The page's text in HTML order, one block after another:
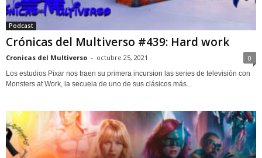
Podcast
Crónicas del Multiverso #439: Hard work
Cronicas del Multiverso - octubre 25, 2021 0
Los estudios Pixar nos traen su primera incursion las series de televisión con
Monsters at Work, la secuela de uno de sus clásicos más...